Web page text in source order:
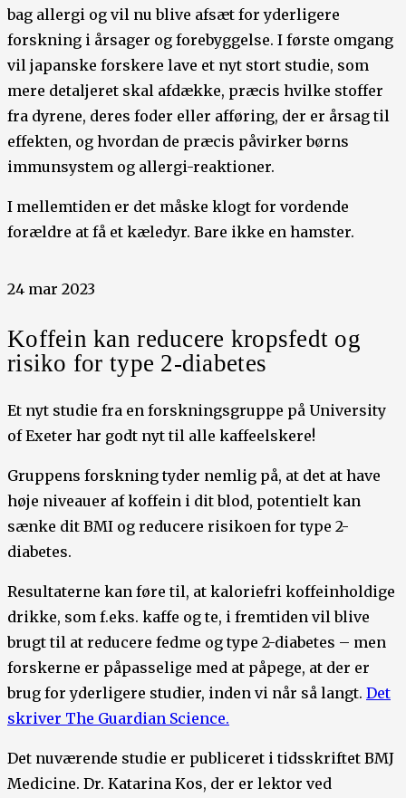
bag allergi og vil nu blive afsæt for yderligere
forskning i årsager og forebyggelse. I første omgang
vil japanske forskere lave et nyt stort studie, som
mere detaljeret skal afdække, præcis hvilke stoffer
fra dyrene, deres foder eller afføring, der er årsag til
effekten, og hvordan de præcis påvirker børns
immunsystem og allergi-reaktioner.
I mellemtiden er det måske klogt for vordende
forældre at få et kæledyr. Bare ikke en hamster.
24 mar 2023
Koffein kan reducere kropsfedt og
risiko for type 2-diabetes
Et nyt studie fra en forskningsgruppe på University
of Exeter har godt nyt til alle kaffeelskere!
Gruppens forskning tyder nemlig på, at det at have
høje niveauer af koffein i dit blod, potentielt kan
sænke dit BMI og reducere risikoen for type 2-
diabetes.
Resultaterne kan føre til, at kaloriefri koffeinholdige
drikke, som f.eks. kaffe og te, i fremtiden vil blive
brugt til at reducere fedme og type 2-diabetes – men
forskerne er påpasselige med at påpege, at der er
brug for yderligere studier, inden vi når så langt. Det
skriver The Guardian Science.
Det nuværende studie er publiceret i tidsskriftet BMJ
Medicine. Dr. Katarina Kos, der er lektor ved